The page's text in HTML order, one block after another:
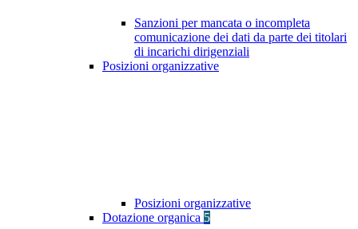
Sanzioni per mancata o incompleta
comunicazione dei dati da parte dei titolari
di incarichi dirigenziali
Posizioni organizzative
Posizioni organizzative
Dotazione organica 5